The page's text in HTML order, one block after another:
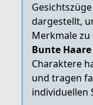
dargestellt,
Merkmale zu
Bunte
Charaktere
und tragen
individuellen